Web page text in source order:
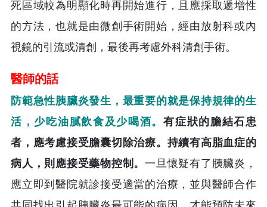
死區域較為明顯化時再開始進行，且應採取遞增性
的方法，也就是由微創手術開始，經由放射科或內
視鏡的引流或清創，最後再考慮外科清創手術。
醫師的話
防範急性胰臟炎發生，最重要的就是保持規律的生
活，少吃油膩飲食及少喝酒。有症狀的膽結石患
者，應考慮接受膽囊切除治療。持續有高脂血症的
病人，則應接受藥物控制。一旦懷疑有了胰臟炎，
應立即到醫院就診接受適當的治療，並與醫師合作